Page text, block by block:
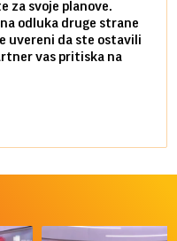
za svoje planove.
odluka druge strane
uvereni da ste ostavili
vas pritiska na